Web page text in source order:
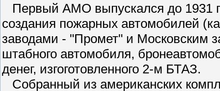
Первый АМО выпускался до 1931
создания пожарных автомобилей
заводами - "Промет" и Московским
штабного автомобиля,
денег, изгоготовленного 2-м БТАЗ.
Собранный из американских